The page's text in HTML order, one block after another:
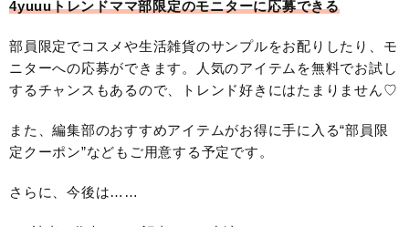
4yuuuトレンドママ部限定のモニターに応募できる
部員限定でコスメや生活雑貨のサンプルをお配りしたり、モ
ニターへの応募ができます。人気のアイテムを無料でお試し
するチャンスもあるので、トレンド好きにはたまりません♡
また、編集部のおすすめアイテムがお得に手に入る“部員限
定クーポン”などもご用意する予定です。
さらに、今後は……